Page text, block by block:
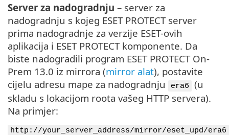
Server za nadogradnju – server za
nadogradnju s kojeg ESET PROTECT server
prima nadogradnje za verzije ESET-ovih
aplikacija i ESET PROTECT komponente. Da
biste nadogradili program ESET PROTECT On-
Prem 13.0 iz mirrora (mirror alat), postavite
cijelu adresu mape za nadogradnju
era6
(u
skladu s lokacijom roota vašeg HTTP servera).
Na primjer:
http://your_server_address/mirror/eset_upd/era6